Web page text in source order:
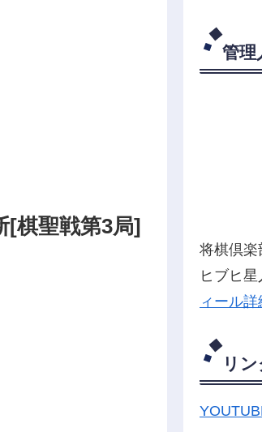
[棋聖戦第3局]
管理
将棋倶楽
ヒブヒ
ィール詳
リン